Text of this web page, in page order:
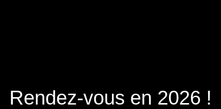
Rendez-vous en 2026 !